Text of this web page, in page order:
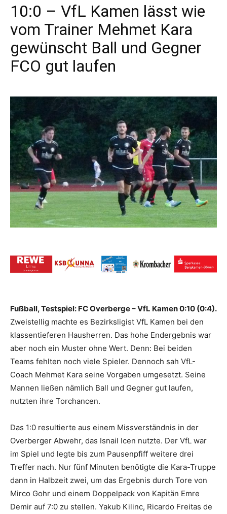
10:0 – VfL Kamen lässt wie
vom Trainer Mehmet Kara
gewünscht Ball und Gegner
FCO gut laufen
Fußball, Testspiel: FC Overberge – VfL Kamen 0:10 (0:4).
Zweistellig machte es Bezirksligist VfL Kamen bei den
klassentieferen Hausherren. Das hohe Endergebnis war
aber noch ein Muster ohne Wert. Denn: Bei beiden
Teams fehlten noch viele Spieler. Dennoch sah VfL-
Coach Mehmet Kara seine Vorgaben umgesetzt. Seine
Mannen ließen nämlich Ball und Gegner gut laufen,
nutzten ihre Torchancen.
Das 1:0 resultierte aus einem Missverständnis in der
Overberger Abwehr, das Isnail Icen nutzte. Der VfL war
im Spiel und legte bis zum Pausenpfiff weitere drei
Treffer nach. Nur fünf Minuten benötigte die Kara-Truppe
dann in Halbzeit zwei, um das Ergebnis durch Tore von
Mirco Gohr und einem Doppelpack von Kapitän Emre
Demir auf 7:0 zu stellen. Yakub Kilinc, Ricardo Freitas de